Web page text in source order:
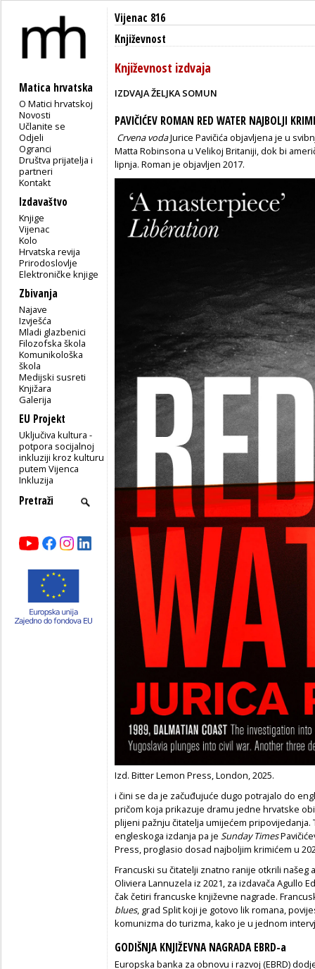
Matica hrvatska
O Matici hrvatskoj
Novosti
Učlanite se
Odjeli
Ogranci
Društva prijatelja i
partneri
Kontakt
Izdavaštvo
Knjige
Vijenac
Kolo
Hrvatska revija
Prirodoslovlje
Elektroničke knjige
Zbivanja
Najave
Izvješća
Mladi glazbenici
Filozofska škola
Komunikološka
škola
Medijski susreti
Knjižara
Galerija
EU Projekt
Uključiva kultura -
potpora socijalnoj
inkluziji kroz kulturu
putem Vijenca
Inkluzija
Vijenac 816
Književnost
Književnost izdvaja
IZDVAJA ŽELJKA SOMUN
PAVIČIĆEV ROMAN RED WATER NAJBOLJI
Crvena vodaJurice Pavičića objavljena je u
Matta Robinsona u Velikoj Britaniji, dok bi
lipnja. Roman je objavljen 2017.
Izd. Bitter Lemon Press, London, 2025.
i čini se da je začuđujuće dugo potrajalo do
pričom koja prikazuje dramu jedne hrvatske
plijeni pažnju čitatelja umijećem
engleskoga izdanja pa je Sunday Times
Press, proglasio dosad najboljim krimićem u
Francuski su čitatelji znatno ranije otkrili
Oliviera Lannuzela iz 2021, za izdavača Agullo
čak četiri francuske književne nagrade.
blues, grad Split koji je gotovo lik romana,
komunizma do turizma, kako je u jednom
GODIŠNJA KNJIŽEVNA NAGRADA EBRD-a
Europska banka za obnovu i razvoj (EBRD)